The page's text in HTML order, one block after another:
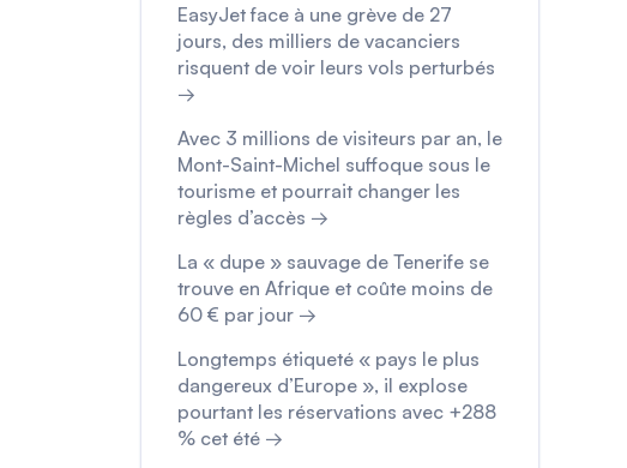
EasyJet face à une grève de 27
jours, des milliers de vacanciers
risquent de voir leurs vols perturbés
→
Avec 3 millions de visiteurs par an, le
Mont-Saint-Michel suffoque sous le
tourisme et pourrait changer les
règles d’accès →
La « dupe » sauvage de Tenerife se
trouve en Afrique et coûte moins de
60 € par jour →
Longtemps étiqueté « pays le plus
dangereux d’Europe », il explose
pourtant les réservations avec +288
% cet été →